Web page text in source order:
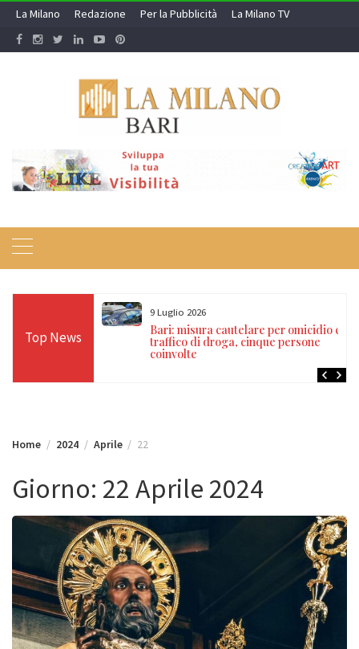
Skip
content
La Milano Redazione Per la Pubblicità La Milano TV
Top News
campi rom e
17 denunce e
9 Luglio 2026
Bari: misura cautelare per omicidio e
traffico di droga, cinque persone
coinvolte
Home 2024 Aprile 22
Giorno: 22 Aprile 2024